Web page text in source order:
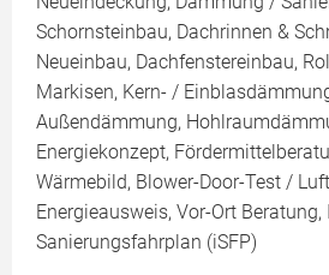
Schornsteinbau, Dachrinnen &
Neueinbau, Dachfenstereinbau,
Markisen, Kern- /
Außendämmung,
Energiekonzept,
Wärmebild, Blower-Door-Test /
Energieausweis, Vor-Ort
Sanierungsfahrplan (iSFP)